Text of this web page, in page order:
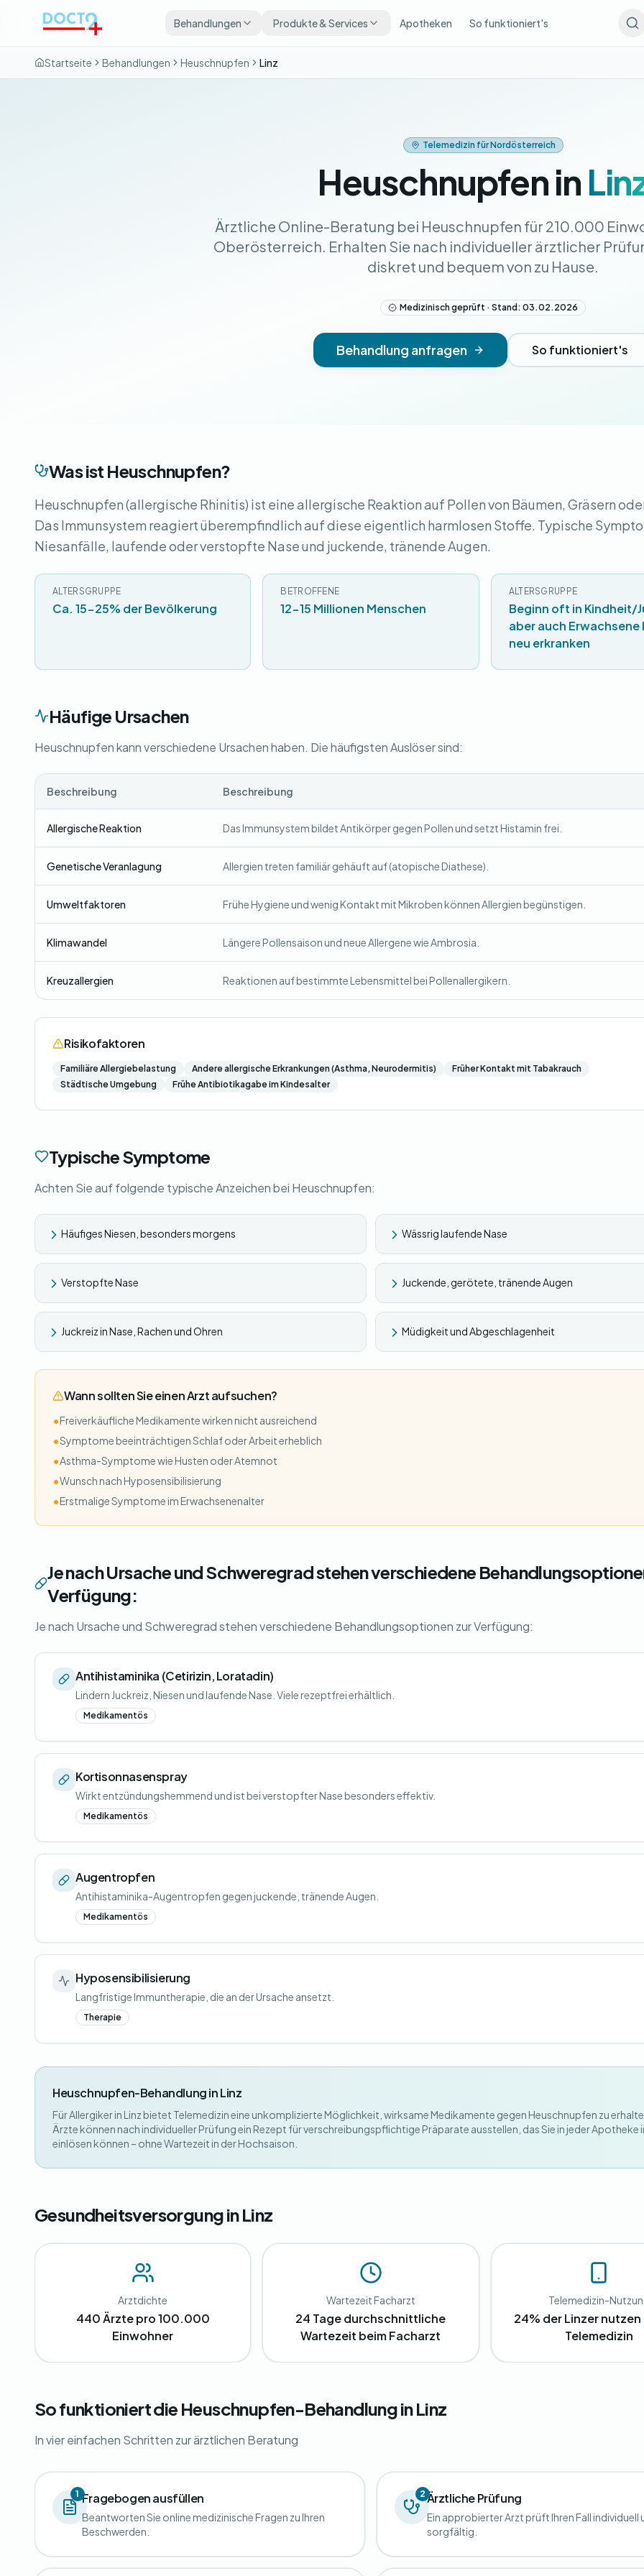
Behandlungen
Produkte & Services Apotheken So funktioniert's
Startseite Behandlungen Heuschnupfen Linz
Telemedizin für Nordösterreich
Heuschnupfen in
Ärztliche Online-Beratung bei Heuschnupfen für 210.000
Oberösterreich. Erhalten Sie nach individueller ärztlicher
diskret und bequem von zu Hause.
Medizinisch geprüft · Stand: 03.02.2026
Behandlung anfragen So funktioniert's
Was ist Heuschnupfen?
Heuschnupfen (allergische Rhinitis) ist eine allergische Reaktion auf Pollen von Bäumen, Gräsern
Das Immunsystem reagiert überempfindlich auf diese eigentlich harmlosen Stoffe. Typische
Niesanfälle, laufende oder verstopfte Nase und juckende, tränende Augen.
ALTERSGRUPPE
Ca. 15-25% der Bevölkerung
BETROFFENE
12-15 Millionen Menschen
ALTERSGRUPPE
Beginn oft in Kindheit/
aber auch Erwachsene
neu erkranken
Häufige Ursachen
Heuschnupfen kann verschiedene Ursachen haben. Die häufigsten Auslöser sind:
Beschreibung Beschreibung
Allergische Reaktion Das Immunsystem bildet Antikörper gegen Pollen und setzt Histamin frei.
Genetische Veranlagung Allergien treten familiär gehäuft auf (atopische Diathese).
Umweltfaktoren Frühe Hygiene und wenig Kontakt mit Mikroben können Allergien begünstigen.
Klimawandel Längere Pollensaison und neue Allergene wie Ambrosia.
Kreuzallergien Reaktionen auf bestimmte Lebensmittel bei Pollenallergikern.
Risikofaktoren
Familiäre Allergiebelastung Andere allergische Erkrankungen (Asthma, Neurodermitis)
Früher Kontakt mit Tabakrauch
Städtische Umgebung
Frühe Antibiotikagabe im Kindesalter
Typische Symptome
Achten Sie auf folgende typische Anzeichen bei Heuschnupfen:
Häufiges Niesen, besonders morgens Wässrig laufende Nase
Verstopfte Nase Juckende, gerötete, tränende Augen
Juckreiz in Nase, Rachen und Ohren Müdigkeit und Abgeschlagenheit
Wann sollten Sie einen Arzt aufsuchen?
•Freiverkäufliche Medikamente wirken nicht ausreichend
•Symptome beeinträchtigen Schlaf oder Arbeit erheblich
•Asthma-Symptome wie Husten oder Atemnot
•Wunsch nach Hyposensibilisierung
•Erstmalige Symptome im Erwachsenenalter
Je nach Ursache und Schweregrad stehen verschiedene
Verfügung:
Je nach Ursache und Schweregrad stehen verschiedene Behandlungsoptionen zur Verfügung:
Antihistaminika (Cetirizin, Loratadin)
Lindern Juckreiz, Niesen und laufende Nase. Viele rezeptfrei erhältlich.
Medikamentös
Kortisonnasenspray
Wirkt entzündungshemmend und ist bei verstopfter Nase besonders effektiv.
Medikamentös
Augentropfen
Antihistaminika-Augentropfen gegen juckende, tränende Augen.
Medikamentös
Hyposensibilisierung
Langfristige Immuntherapie, die an der Ursache ansetzt.
Therapie
Heuschnupfen-Behandlung in Linz
Für Allergiker in Linz bietet Telemedizin eine unkomplizierte Möglichkeit, wirksame Medikamente gegen Heuschnupfen zu
Ärzte können nach individueller Prüfung ein Rezept für verschreibungspflichtige Präparate ausstellen, das Sie in jeder Apotheke
einlösen können – ohne Wartezeit in der Hochsaison.
Gesundheitsversorgung in Linz
Arztdichte
440 Ärzte pro 100.000
Einwohner
Wartezeit Facharzt
24 Tage durchschnittliche
Wartezeit beim Facharzt
Telemedizin-
24% der Linzer
Telemedizin
So funktioniert die Heuschnupfen-Behandlung in Linz
In vier einfachen Schritten zur ärztlichen Beratung
1 Fragebogen ausfüllen
Beantworten Sie online medizinische Fragen zu Ihren
Beschwerden.
2Ärztliche Prüfung
Ein approbierter Arzt prüft Ihren Fall individuell
sorgfältig.